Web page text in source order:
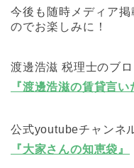
今後も随時メディア
のでお楽しみに！
渡邊浩滋 税理士のブ
『渡邊浩滋の賃貸言い
公式youtubeチャンネ
『大家さんの知恵袋』